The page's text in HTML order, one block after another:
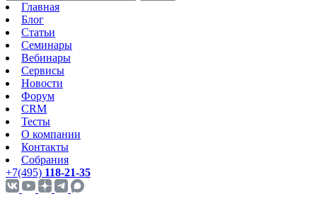
Главная
Блог
Статьи
Семинары
Вебинары
Сервисы
Новости
Форум
CRM
Тесты
О компании
Контакты
Собрания
+7(495) 118-21-35